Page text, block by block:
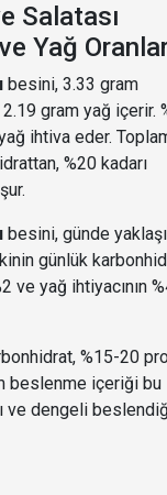
Salatası
Yağ
besini, 3.33 gram
gram yağ içerir.
ihtiva eder.
%20 kadarı
besini, günde
günlük
ve yağ ihtiyacının
%15-20
beslenme içeriği bu
ve dengeli